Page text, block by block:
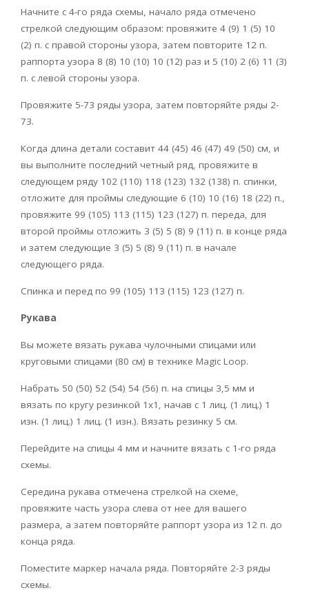
Начните с 4-го ряда схемы, начало ряда отмечено
стрелкой следующим образом: провяжите 4 (9) 1 (5) 10
(2) п. с правой стороны узора, затем повторите 12 п.
раппорта узора 8 (8) 10 (10) 10 (12) раз и 5 (10) 2 (6) 11 (3)
п. с левой стороны узора.
Провяжите 5-73 ряды узора, затем повторяйте ряды 2-
73.
Когда длина детали составит 44 (45) 46 (47) 49 (50) см, и
вы выполните последний четный ряд, провяжите в
следующем ряду 102 (110) 118 (123) 132 (138) п. спинки,
отложите для проймы следующие 6 (10) 10 (16) 18 (22) п.,
провяжите 99 (105) 113 (115) 123 (127) п. переда, для
второй проймы отложить 3 (5) 5 (8) 9 (11) п. в конце ряда
и затем следующие 3 (5) 5 (8) 9 (11) п. в начале
следующего ряда.
Спинка и перед по 99 (105) 113 (115) 123 (127) п.
Рукава
Вы можете вязать рукава чулочными спицами или
круговыми спицами (80 см) в технике Magic Loop.
Набрать 50 (50) 52 (54) 54 (56) п. на спицы 3,5 мм и
вязать по кругу резинкой 1х1, начав с 1 лиц. (1 лиц.) 1
изн. (1 лиц.) 1 лиц. (1 изн.). Вязать резинку 5 см.
Перейдите на спицы 4 мм и начните вязать с 1-го ряда
схемы.
Середина рукава отмечена стрелкой на схеме,
провяжите часть узора слева от нее для вашего
размера, а затем повторяйте раппорт узора из 12 п. до
конца ряда.
Поместите маркер начала ряда. Повторяйте 2-3 ряды
схемы.